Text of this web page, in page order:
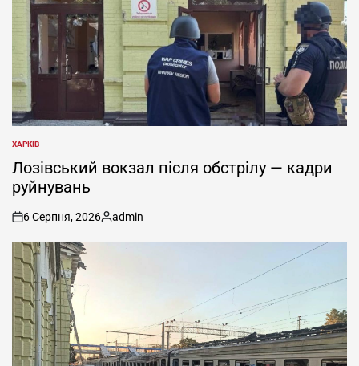
ОПУБЛІКУВАТИ
У
ХАРКІВ
Лозівський вокзал після обстрілу — кадри
руйнувань
on
6 Серпня, 2026
Опубліковано
admin